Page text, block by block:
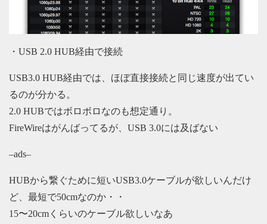
・USB 2.0 HUB経由で接続
USB3.0 HUB経由では、ほぼ直接接続と同じ速度が出てい
るのが分かる。
2.0 HUBではボロボロなのも想定通り。
FireWireはがんばってるが、USB 3.0には及ばない
–ads–
HUBから繋ぐために短いUSB3.0ケーブルが欲しいんだけ
ど、最短で50cmなのか・・
15〜20cmくらいのケーブル欲しいなあ